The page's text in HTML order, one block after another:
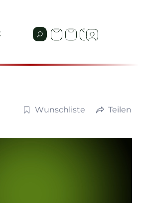
Wunschliste Teilen